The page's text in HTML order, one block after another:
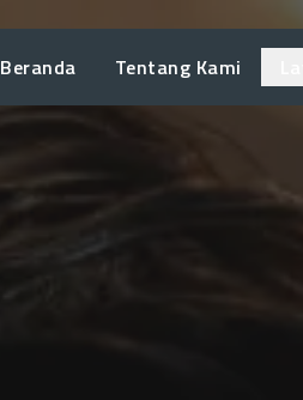
Beranda Tentang Kami